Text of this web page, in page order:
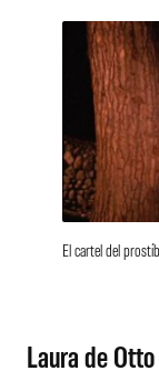
El cartel del
Laura de